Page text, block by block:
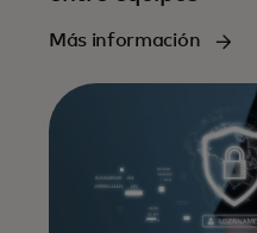
Más información